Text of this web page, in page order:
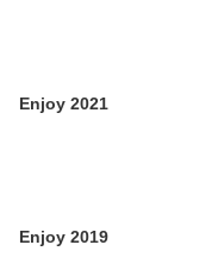
Enjoy 2021
Enjoy 2019